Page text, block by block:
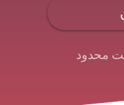
محدود